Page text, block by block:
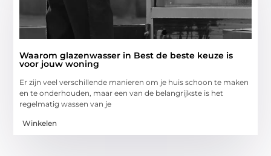
Waarom glazenwasser in Best de beste keuze is
voor jouw woning
Er zijn veel verschillende manieren om je huis schoon te maken
en te onderhouden, maar een van de belangrijkste is het
regelmatig wassen van je
Winkelen